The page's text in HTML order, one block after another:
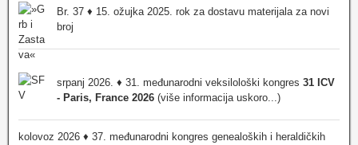
Br. 37 ♦ 15. ožujka 2025. rok za dostavu materijala za novi
broj
srpanj 2026. ♦ 31. međunarodni veksilološki kongres 31 ICV
- Paris, France 2026 (više informacija uskoro...)
kolovoz 2026 ♦ 37. međunarodni kongres genealoških i heraldičkih